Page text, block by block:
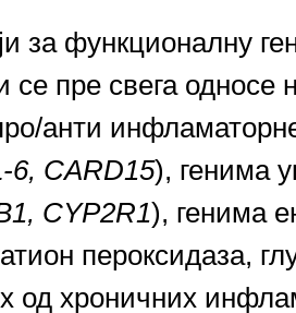
и за функционалну
се пре свега
анти
6, CARD15), генима
CYP2R1), генима
пероксидаза,
од хроничних